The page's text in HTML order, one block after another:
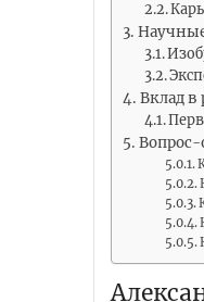
Вклад в
Вопрос-